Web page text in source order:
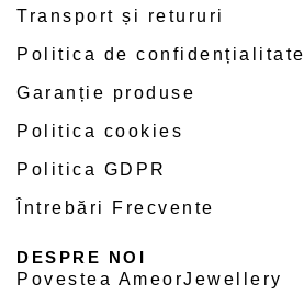
Transport și retururi
Politica de confidențialitate
Garanție produse
Politica cookies
Politica GDPR
Întrebări Frecvente
DESPRE NOI
Povestea AmeorJewellery